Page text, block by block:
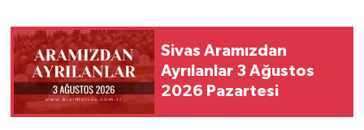
Sivas Aramızdan
Ayrılanlar 3 Ağustos
2026 Pazartesi
YAŞAM